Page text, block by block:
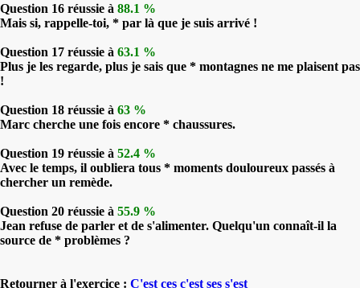
Question 16 réussie à 88.1 %
Mais si, rappelle-toi, * par là que je suis arrivé !
Question 17 réussie à 63.1 %
Plus je les regarde, plus je sais que * montagnes ne me plaisent pas
!
Question 18 réussie à 63 %
Marc cherche une fois encore * chaussures.
Question 19 réussie à 52.4 %
Avec le temps, il oubliera tous * moments douloureux passés à
chercher un remède.
Question 20 réussie à 55.9 %
Jean refuse de parler et de s'alimenter. Quelqu'un connaît-il la
source de * problèmes ?
Retourner à l'exercice : C'est ces c'est ses s'est